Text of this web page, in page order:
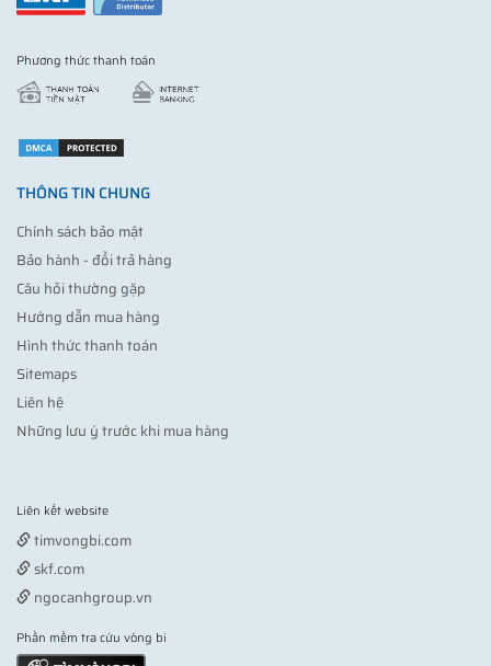
Phương thức thanh toán
THÔNG TIN CHUNG
Chính sách bảo mật
Bảo hành - đổi trả hàng
Câu hỏi thường gặp
Hướng dẫn mua hàng
Hình thức thanh toán
Sitemaps
Liên hệ
Những lưu ý trước khi mua hàng
Liên kết website
timvongbi.com
skf.com
ngocanhgroup.vn
Phần mềm tra cứu vòng bi